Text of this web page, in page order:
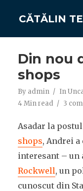
CĂTĂLIN
Din nou
shops
By admin In
4 Min read
3
Asadar la
shops, Andrei
interesant –
Rockwell, un
cunoscut din